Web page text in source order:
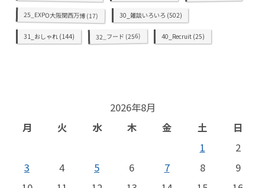
25_EXPO大阪関西万博(17) 30_雑談いろいろ (502)
31_おしゃれ (144) 32_フード (256) 40_Recruit (25)
2026年8月
月
火 水 木 金 土
日
1
2
3
4 5 6 7 8
9